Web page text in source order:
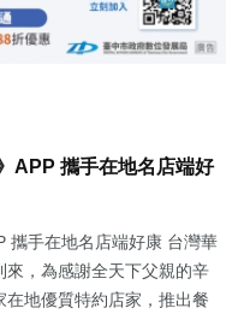
APP 攜手在地名店端好
攜手在地名店端好康 台灣華
，為感謝全天下父親的辛
地優質特約店家，推出餐